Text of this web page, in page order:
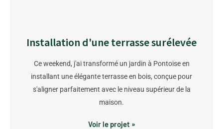
Installation d'une terrasse surélevée
Ce weekend, j'ai transformé un jardin à Pontoise en
installant une élégante terrasse en bois, conçue pour
s'aligner parfaitement avec le niveau supérieur de la
maison.
Voir le projet »